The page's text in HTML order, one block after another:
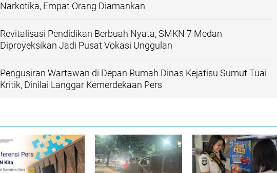
Narkotika, Empat Orang Diamankan
Revitalisasi Pendidikan Berbuah Nyata, SMKN 7 Medan
Diproyeksikan Jadi Pusat Vokasi Unggulan
Pengusiran Wartawan di Depan Rumah Dinas Kejatisu Sumut Tuai
Kritik, Dinilai Langgar Kemerdekaan Pers